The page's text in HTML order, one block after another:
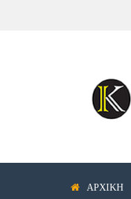
ΑΡΧΙΚΉ